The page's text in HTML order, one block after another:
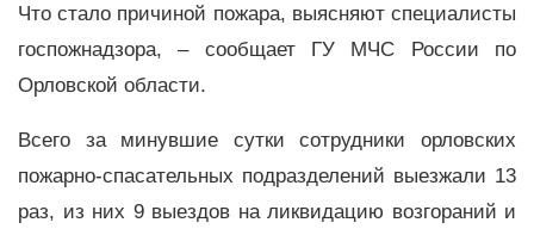
Что стало причиной пожара, выясняют специалисты
госпожнадзора, – сообщает ГУ МЧС России по
Орловской области.
Всего за минувшие сутки сотрудники орловских
пожарно-спасательных подразделений выезжали 13
раз, из них 9 выездов на ликвидацию возгораний и